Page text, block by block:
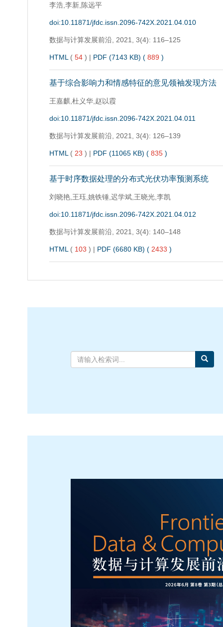
李浩,李新,陈远平
doi:10.11871/jfdc.issn.2096-742X.2021.04.010
数据与计算发展前沿, 2021, 3(4): 116–125
HTML (54) | PDF (7143 KB) (889 )
基于综合影响力和情感特征的意见领袖发现方法
王嘉麒,杜义华,赵以霞
doi:10.11871/jfdc.issn.2096-742X.2021.04.011
数据与计算发展前沿, 2021, 3(4): 126–139
HTML (23 ) | PDF (11065 KB) (835 )
基于时序数据处理的分布式光伏功率预测系统
刘晓艳,王珏,姚铁锤,迟学斌,王晓光,李凯
doi:10.11871/jfdc.issn.2096-742X.2021.04.012
数据与计算发展前沿, 2021, 3(4): 140–148
HTML (103 ) | PDF (6680 KB) (2433 )